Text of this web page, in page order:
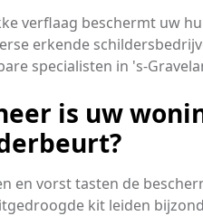
verflaag beschermt uw
erkende
specialisten in 's-
is uw
en vorst tasten de
kit leiden